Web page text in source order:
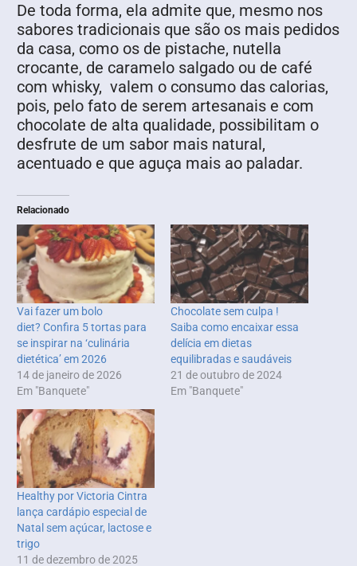
De toda forma, ela admite que, mesmo nos
sabores tradicionais que são os mais pedidos
da casa, como os de pistache, nutella
crocante, de caramelo salgado ou de café
com whisky, valem o consumo das calorias,
pois, pelo fato de serem artesanais e com
chocolate de alta qualidade, possibilitam o
desfrute de um sabor mais natural,
acentuado e que aguça mais ao paladar.
Relacionado
Vai fazer um bolo
diet? Confira 5 tortas para
se inspirar na ‘culinária
dietética’ em 2026
14 de janeiro de 2026
Em "Banquete"
Chocolate sem culpa !
Saiba como encaixar essa
delícia em dietas
equilibradas e saudáveis
21 de outubro de 2024
Em "Banquete"
Healthy por Victoria Cintra
lança cardápio especial de
Natal sem açúcar, lactose e
trigo
11 de dezembro de 2025